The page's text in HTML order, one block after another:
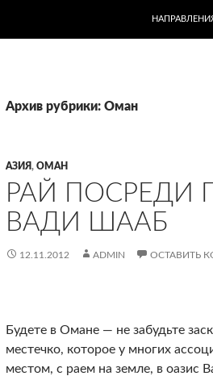
Архив рубрики: Оман
АЗИЯ, ОМАН
РАЙ ПОСРЕДИ
ВАДИ ШААБ
12.11.2012 ADMIN ОСТАВИТЬ
Будете в Омане — не забудьте
местечко, которое у многих
местом, с раем на земле, в оазис